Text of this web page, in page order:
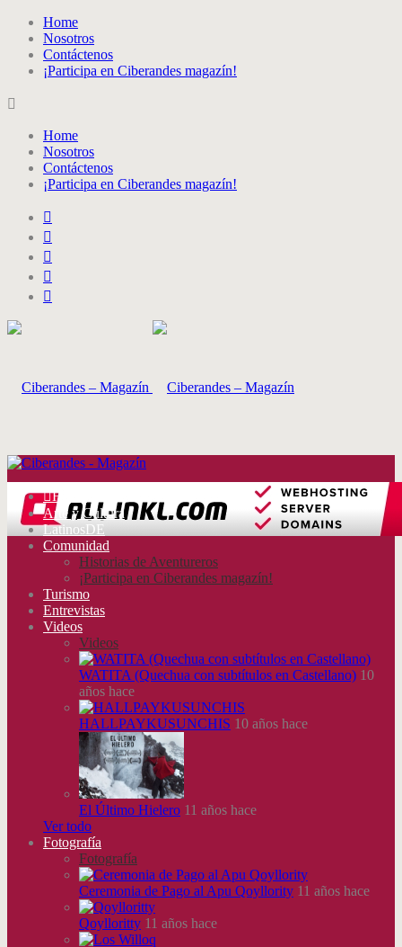
Home
Nosotros
Contáctenos
¡Participa en Ciberandes magazín!
Home
Nosotros
Contáctenos
¡Participa en Ciberandes magazín!
Home
Arte y Cultura
LatinosDE
Comunidad
Historias de Aventureros
¡Participa en Ciberandes magazín!
Turismo
Entrevistas
Videos
Videos
WATITA (Quechua con subtítulos en Castellano) 10
años hace
HALLPAYKUSUNCHIS 10 años hace
El Último Hielero 11 años hace
Ver todo
Fotografía
Fotografía
Ceremonia de Pago al Apu Qoyllority 11 años hace
Qoylloritty 11 años hace